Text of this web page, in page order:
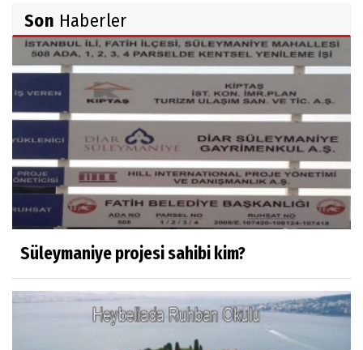
TÜRK DEVLETLERİ TEŞKİLATI'NI ANLAMAK
M. Şevket Atalay
Nüfus ve Seçmen sayıları tutarsızlığı
Misafir Yazar
Yapay zekâ platformlarında ebeveyn
kontrolü sağlamak
OLANIN ÖZETİ!.
Son Haberler
Süleymaniye projesi sahibi kim?